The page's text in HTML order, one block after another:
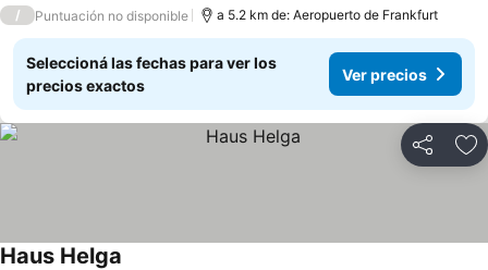
/ Puntuación no disponible a 5.2 km de: Aeropuerto de Frankfurt
Seleccioná las fechas para ver los
precios exactos
Ver precios
Compartir
Haus Helga